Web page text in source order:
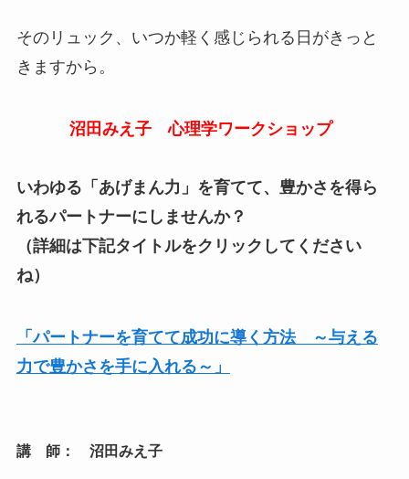
そのリュック、いつか軽く感じられる日がきっと
きますから。
沼田みえ子 心理学ワークショップ
いわゆる「あげまん力」を育てて、豊かさを得ら
れるパートナーにしませんか？
（詳細は下記タイトルをクリックしてください
ね）
「パートナーを育てて成功に導く方法 ～与える
力で豊かさを手に入れる～」
講 師： 沼田みえ子